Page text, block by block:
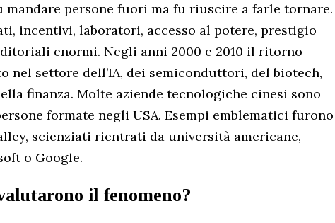
mandare persone fuori ma fu riuscire a farle tornare.
incentivi, laboratori, accesso al potere, prestigio
enormi. Negli anni 2000 e 2010 il ritorno
nel settore dell’IA, dei semiconduttori, del biotech,
finanza. Molte aziende tecnologiche cinesi sono
formate negli USA. Esempi emblematici furono
scienziati rientrati da università americane,
o Google.
il fenomeno?